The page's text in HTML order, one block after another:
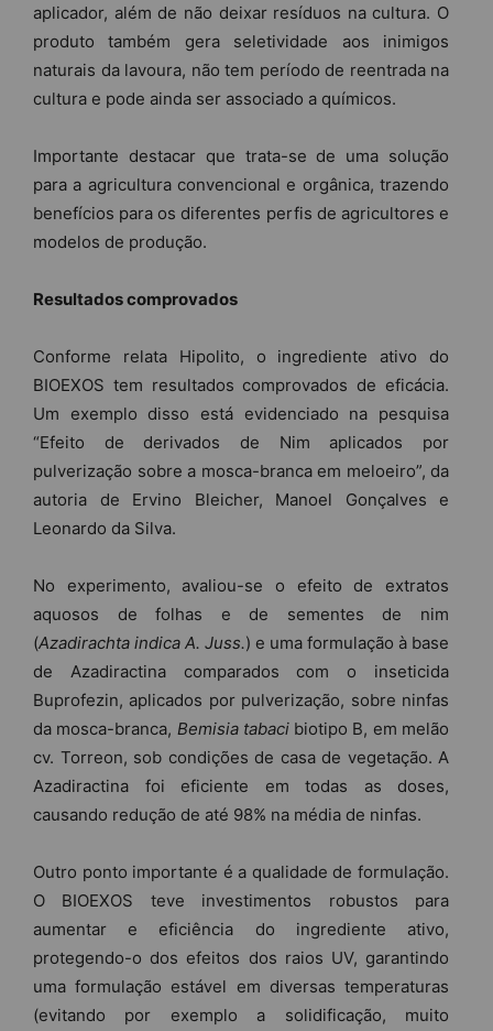
aplicador, além de não deixar resíduos na cultura. O
produto também gera seletividade aos inimigos
naturais da lavoura, não tem período de reentrada na
cultura e pode ainda ser associado a químicos.
Importante destacar que trata-se de uma solução
para a agricultura convencional e orgânica, trazendo
benefícios para os diferentes perfis de agricultores e
modelos de produção.
Resultados comprovados
Conforme relata Hipolito, o ingrediente ativo do
BIOEXOS tem resultados comprovados de eficácia.
Um exemplo disso está evidenciado na pesquisa
“Efeito de derivados de Nim aplicados por
pulverização sobre a mosca-branca em meloeiro”, da
autoria de Ervino Bleicher, Manoel Gonçalves e
Leonardo da Silva.
No experimento, avaliou-se o efeito de extratos
aquosos de folhas e de sementes de nim
(Azadirachta indica A. Juss.) e uma formulação à base
de Azadiractina comparados com o inseticida
Buprofezin, aplicados por pulverização, sobre ninfas
da mosca-branca, Bemisia tabacibiotipo B, em melão
cv. Torreon, sob condições de casa de vegetação. A
Azadiractina foi eficiente em todas as doses,
causando redução de até 98% na média de ninfas.
Outro ponto importante é a qualidade de formulação.
O BIOEXOS teve investimentos robustos para
aumentar e eficiência do ingrediente ativo,
protegendo-o dos efeitos dos raios UV, garantindo
uma formulação estável em diversas temperaturas
(evitando por exemplo a solidificação, muito